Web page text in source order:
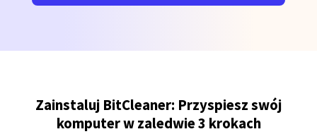
Zainstaluj BitCleaner: Przyspiesz swój
komputer w zaledwie 3 krokach